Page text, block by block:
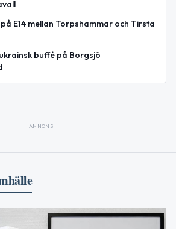
E14 mellan Torpshammar och Tirsta
buffé på Borgsjö
ANNONS